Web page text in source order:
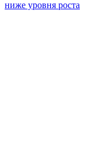
ниже уровня роста